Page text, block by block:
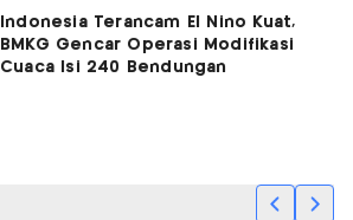
Indonesia Terancam El Nino Kuat,
BMKG Gencar Operasi Modifikasi
Cuaca Isi 240 Bendungan